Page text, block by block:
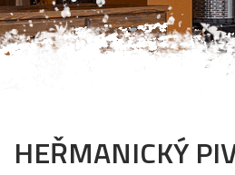
HEŘMANICKÝ